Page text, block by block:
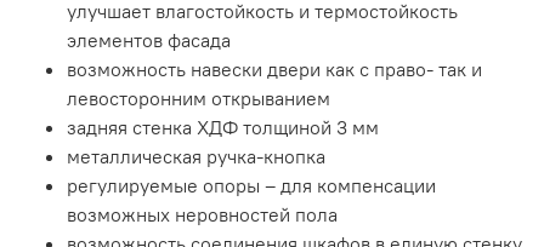
улучшает влагостойкость и термостойкость
элементов фасада
возможность навески двери как с право- так и
левосторонним открыванием
задняя стенка ХДФ толщиной 3 мм
металлическая ручка-кнопка
регулируемые опоры – для компенсации
возможных неровностей пола